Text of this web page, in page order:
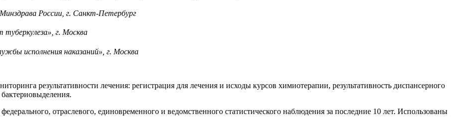
России, г. Санкт-Петербург
г. Москва
исполнения наказаний», г. Москва
результативности лечения: регистрация для лечения и исходы курсов химиотерапии, результативность диспансерного
отраслевого, единовременного и ведомственного статистического наблюдения за последние 10 лет. Использованы